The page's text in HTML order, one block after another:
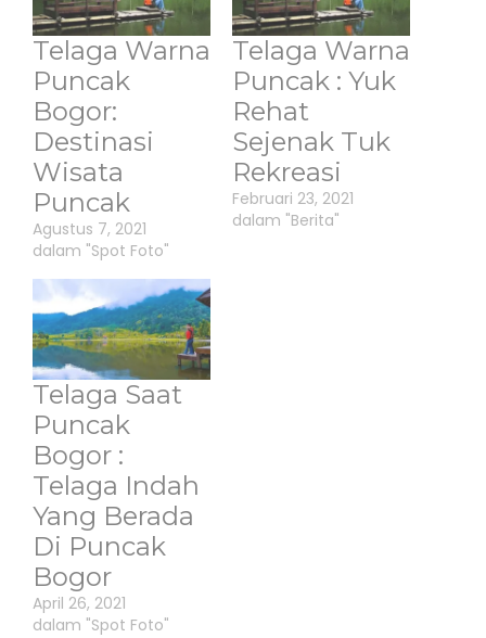
Telaga Warna
Puncak
Bogor:
Destinasi
Wisata
Puncak
Agustus 7, 2021
dalam "Spot Foto"
Telaga Warna
Puncak : Yuk
Rehat
Sejenak Tuk
Rekreasi
Februari 23, 2021
dalam "Berita"
Telaga Saat
Puncak
Bogor :
Telaga Indah
Yang Berada
Di Puncak
Bogor
April 26, 2021
dalam "Spot Foto"